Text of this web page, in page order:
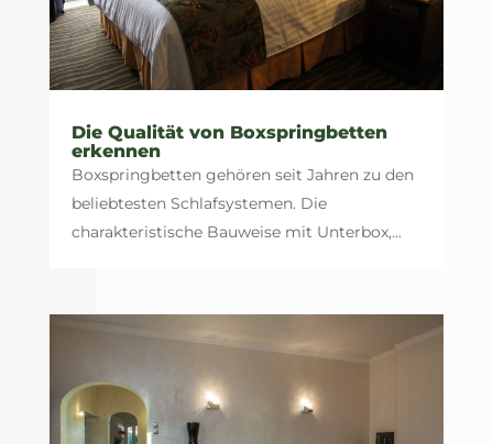
Die Qualität von Boxspringbetten
erkennen
Boxspringbetten gehören seit Jahren zu den
beliebtesten Schlafsystemen. Die
charakteristische Bauweise mit Unterbox,...